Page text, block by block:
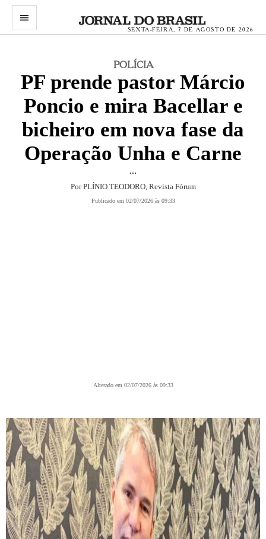
menu
SEXTA-FEIRA, 7 DE AGOSTO DE 2026
POLÍCIA
PF prende pastor Márcio
Poncio e mira Bacellar e
bicheiro em nova fase da
Operação Unha e Carne
...
PorPLÍNIO TEODORO, Revista Fórum
Publicado em 02/07/2026 às 09:33
Alterado em 02/07/2026 às 09:33